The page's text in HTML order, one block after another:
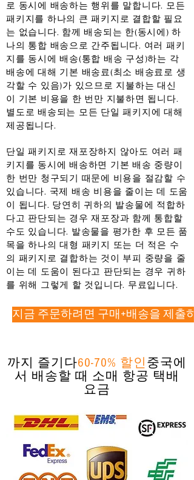
로 동시에 배송하는 행위를 말합니다. 모든
패키지를 하나의 큰 패키지로 결합할 필요
는 없습니다. 함께 배송되는 한(동시에) 하
나의 통합 배송으로 간주됩니다. 여러 패키
지를 동시에 배송(통합 배송 구성)하는 각
배송에 대해 기본 배송료(최소 배송료로 생
각할 수 있음)가 있으므로 지불하는 대신
이 기본 비용을 한 번만 지불하면 됩니다.
별도로 배송되는 모든 단일 패키지에 대해
제공됩니다.
단일 패키지로 재포장하지 않아도 여러 패
키지를 동시에 배송하면 기본 배송 중량이
한 번만 청구되기 때문에 비용을 절감할 수
있습니다. 국제 배송 비용을 줄이는 데 도움
이 됩니다. 당연히 귀하의 발송물에 적합하
다고 판단되는 경우 재포장과 함께 통합할
수도 있습니다. 발송물을 평가한 후 모든 품
목을 하나의 대형 패키지 또는 더 적은 수
의 패키지로 결합하는 것이 부피 중량을 줄
이는 데 도움이 된다고 판단되는 경우 귀하
를 위해 그렇게 할 것입니다. 무료입니다.
지금 주문하려면 구매+배송을 제출
까지 즐기다60-70% 할인 중국에
서 배송할 때 소매 항공 택배
요금